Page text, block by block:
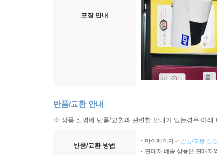
포장 안내
반품/교환 안내
※ 상품 설명에 반품/교환과 관련한 안내가 있는경우 아
반품/교환 방법
마이페이지 > 반품/교환 신
판매자 배송 상품은 판매자